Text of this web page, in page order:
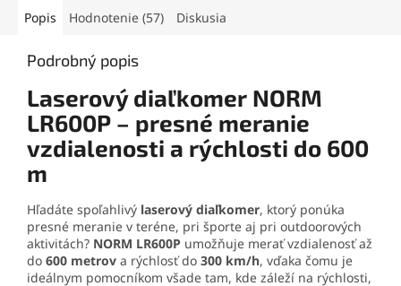
kompaktný dizajn zaručuje
Prezrite si celú ponuku
výhodné ceny,kliknutím na
tento odkaz.
prispôsobenie funkcií
spoločníkom pre akékoľvek
nočné dobrodružstvá
Prezrite si celú ponuku
našich nočných videní za
Popis Hodnotenie (57) Diskusia
Podrobný popis
Laserový diaľkomer NORM
LR600P – presné meranie
vzdialenosti a rýchlosti do 600
m
Hľadáte spoľahlivý laserový diaľkomer, ktorý ponúka
presné meranie v teréne, pri športe aj pri outdoorových
aktivitách? NORM LR600P umožňuje merať vzdialenosť až
do 600 metrov a rýchlosť do 300 km/h, vďaka čomu je
ideálnym pomocníkom všade tam, kde záleží na rýchlosti,